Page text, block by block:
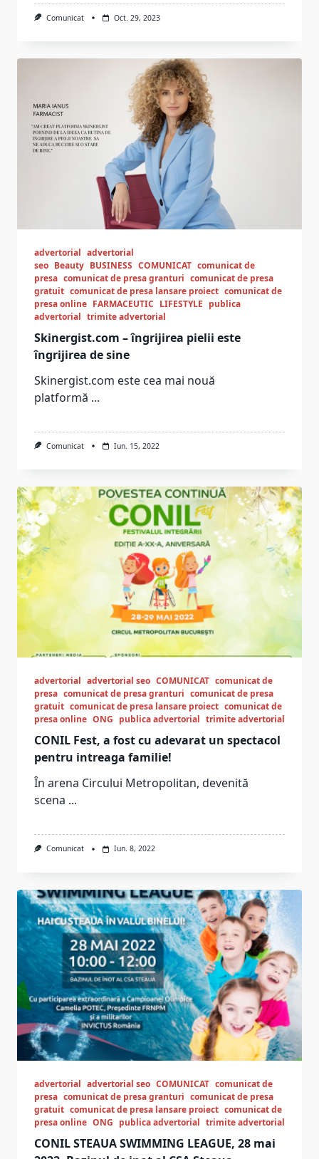
Comunicat Oct. 29, 2023
advertorial advertorial
seo Beauty BUSINESS COMUNICAT comunicat de
presa comunicat de presa granturi comunicat de presa
gratuit comunicat de presa lansare proiect comunicat de
presa online FARMACEUTIC LIFESTYLE publica
advertorial trimite advertorial
Skinergist.com – îngrijirea pielii este
îngrijirea de sine
Skinergist.com este cea mai nouă
platformă ...
Comunicat Iun. 15, 2022
advertorial advertorial seo COMUNICAT comunicat de
presa comunicat de presa granturi comunicat de presa
gratuit comunicat de presa lansare proiect comunicat de
presa online ONG publica advertorial trimite advertorial
CONIL Fest, a fost cu adevarat un spectacol
pentru intreaga familie!
În arena Circului Metropolitan, devenită
scena ...
Comunicat Iun. 8, 2022
advertorial advertorial seo COMUNICAT comunicat de
presa comunicat de presa granturi comunicat de presa
gratuit comunicat de presa lansare proiect comunicat de
presa online ONG publica advertorial trimite advertorial
CONIL STEAUA SWIMMING LEAGUE, 28 mai